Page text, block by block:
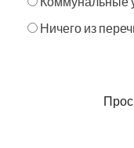
Ничего из